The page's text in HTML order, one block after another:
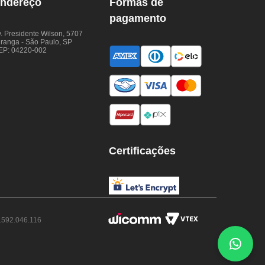
Presidente Wilson, 5707
- São Paulo, SP
04220-002
Formas de
pagamento
Certificações